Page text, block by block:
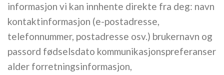
informasjon vi kan innhente direkte fra deg: navn
kontaktinformasjon (e-postadresse,
telefonnummer, postadresse osv.) brukernavn og
passord fødselsdato kommunikasjonspreferanser
alder forretningsinformasjon,